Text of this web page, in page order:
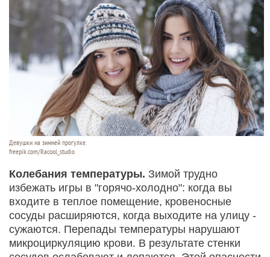
Девушки на зимней прогулке.
freepik.com/Racool_studio
Колебания температуры. Зимой трудно
избежать игры в "горячо-холодно": когда вы
входите в теплое помещение, кровеносные
сосуды расширяются, когда выходите на улицу -
сужаются. Перепады температуры нарушают
микроциркуляцию крови. В результате стенки